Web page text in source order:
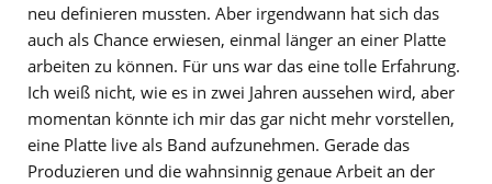
neu definieren mussten. Aber irgendwann hat sich das
auch als Chance erwiesen, einmal länger an einer Platte
arbeiten zu können. Für uns war das eine tolle Erfahrung.
Ich weiß nicht, wie es in zwei Jahren aussehen wird, aber
momentan könnte ich mir das gar nicht mehr vorstellen,
eine Platte live als Band aufzunehmen. Gerade das
Produzieren und die wahnsinnig genaue Arbeit an der